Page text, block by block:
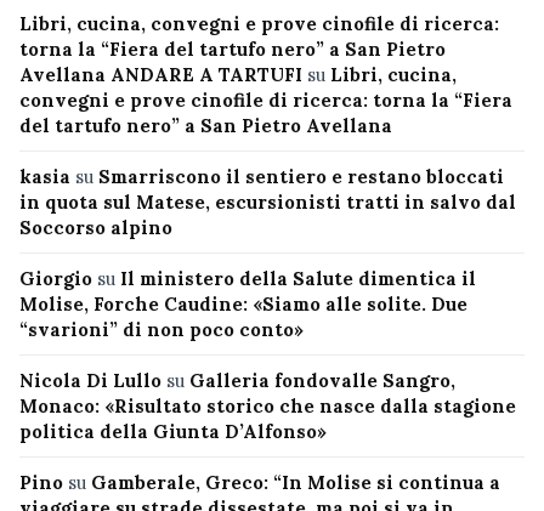
Libri, cucina, convegni e prove cinofile di ricerca:
torna la “Fiera del tartufo nero” a San Pietro
Avellana ANDARE A TARTUFI su Libri, cucina,
convegni e prove cinofile di ricerca: torna la “Fiera
del tartufo nero” a San Pietro Avellana
kasia su Smarriscono il sentiero e restano bloccati
in quota sul Matese, escursionisti tratti in salvo dal
Soccorso alpino
Giorgio su Il ministero della Salute dimentica il
Molise, Forche Caudine: «Siamo alle solite. Due
“svarioni” di non poco conto»
Nicola Di Lullo su Galleria fondovalle Sangro,
Monaco: «Risultato storico che nasce dalla stagione
politica della Giunta D’Alfonso»
Pino su Gamberale, Greco: “In Molise si continua a